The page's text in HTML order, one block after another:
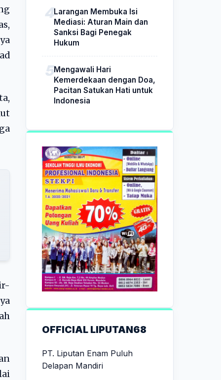
Larangan Membuka Isi
Mediasi: Aturan Main dan
Sanksi Bagi Penegak
Hukum
Mengawali Hari
Kemerdekaan dengan Doa,
Pacitan Satukan Hati untuk
Indonesia
OFFICIAL LIPUTAN68
PT. Liputan Enam Puluh
Delapan Mandiri